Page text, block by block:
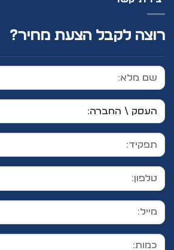
רוצה לקבל הצעת מחיר?